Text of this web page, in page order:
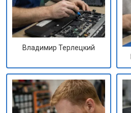
Владимир Терлецкий